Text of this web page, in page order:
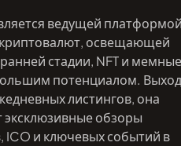
ведущей платформой
освещающей
стадии, NFT и мемные
потенциалом.
листингов, она
эксклюзивные обзоры
ICO и ключевых событий в